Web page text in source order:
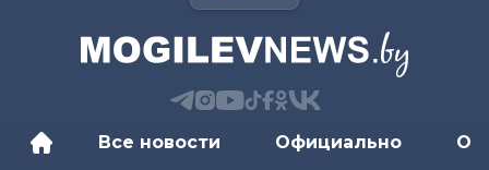
Все новости Официально